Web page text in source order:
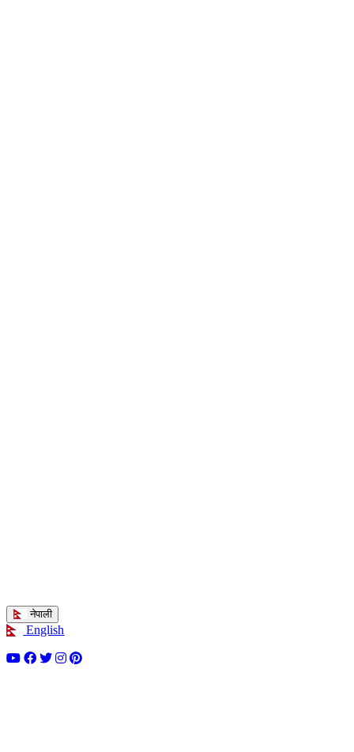
नेपाली
English